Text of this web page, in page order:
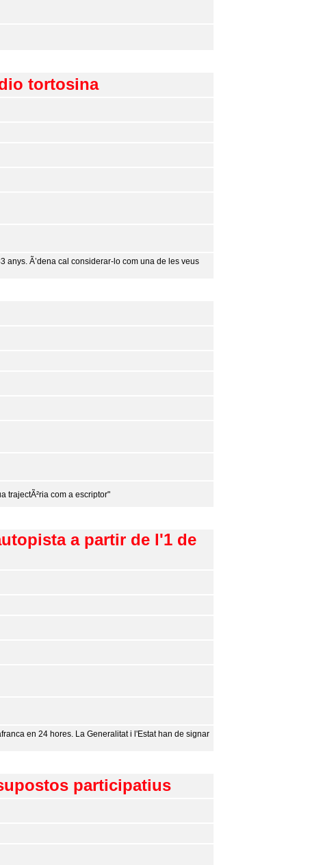
tortosina
anys. Ã’dena cal considerar-lo com una de les veus
trajectÃ²ria com a escriptor"
a partir de l'1 de
en 24 hores. La Generalitat i l'Estat han de signar
participatius